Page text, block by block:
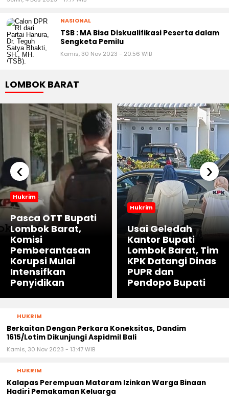
NASIONAL
TSB : MA Bisa Diskualifikasi Peserta dalam
Sengketa Pemilu
Kamis, 30 Nov 2023 - 20:56 WIB
LOMBOK BARAT
Hukrim
Pasca OTT Bupati
Lombok Barat,
Komisi
Pemberantasan
Korupsi Mulai
Intensifkan
Penyidikan
Hukrim
Usai Geledah
Kantor Bupati
Lombok Barat, Tim
KPK Datangi Dinas
PUPR dan
Pendopo Bupati
‹ ›
HUKRIM
Berkaitan Dengan Perkara Koneksitas, Dandim
1615/Lotim Dikunjungi Aspidmil Bali
Kamis, 30 Nov 2023 - 13:47 WIB
HUKRIM
Kalapas Perempuan Mataram Izinkan Warga Binaan
Hadiri Pemakaman Keluarga